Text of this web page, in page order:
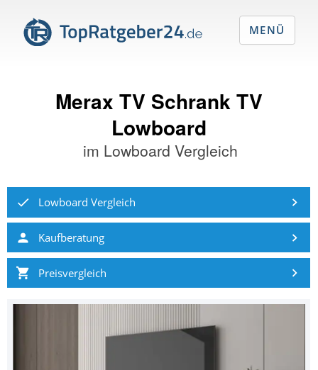
Merax TV Schrank TV
Lowboard
im Lowboard Vergleich
Lowboard Vergleich
Kaufberatung
Preisvergleich
MENÜ